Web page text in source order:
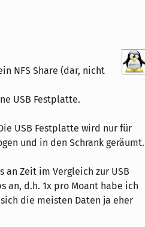
NFS Share (dar, nicht
USB Festplatte.
USB Festplatte wird nur für
und in den Schrank geräumt.
an Zeit im Vergleich zur USB
d.h. 1x pro Moant habe ich
die meisten Daten ja eher